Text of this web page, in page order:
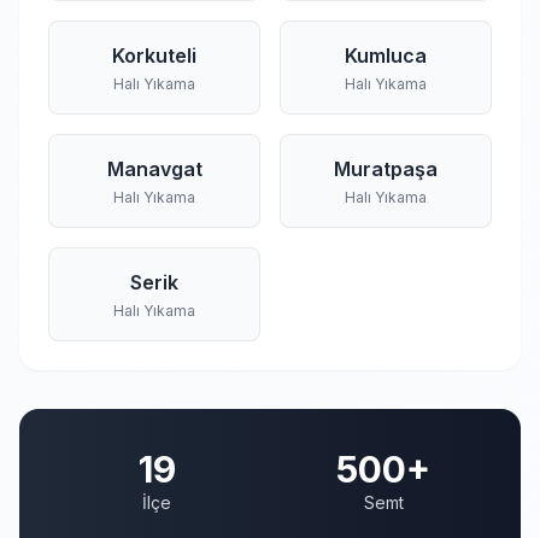
Korkuteli
Halı Yıkama
Kumluca
Halı Yıkama
Manavgat
Halı Yıkama
Muratpaşa
Halı Yıkama
Serik
Halı Yıkama
19
İlçe
500+
Semt